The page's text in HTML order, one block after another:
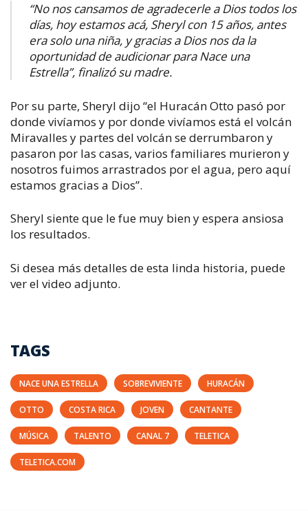
“No nos cansamos de agradecerle a Dios todos los
días, hoy estamos acá, Sheryl con 15 años, antes
era solo una niña, y gracias a Dios nos da la
oportunidad de audicionar para Nace una
Estrella”, finalizó su madre.
Por su parte, Sheryl dijo “el Huracán Otto pasó por
donde vivíamos y por donde vivíamos está el volcán
Miravalles y partes del volcán se derrumbaron y
pasaron por las casas, varios familiares murieron y
nosotros fuimos arrastrados por el agua, pero aquí
estamos gracias a Dios”.
Sheryl siente que le fue muy bien y espera ansiosa
los resultados.
Si desea más detalles de esta linda historia, puede
ver el video adjunto.
TAGS
NACE UNA ESTRELLA SOBREVIVIENTE HURACÁN
OTTO COSTA RICA JOVEN CANTANTE
MÚSICA TALENTO CANAL 7 TELETICA
TELETICA.COM